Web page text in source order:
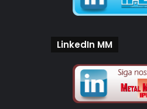
LinkedIn MM